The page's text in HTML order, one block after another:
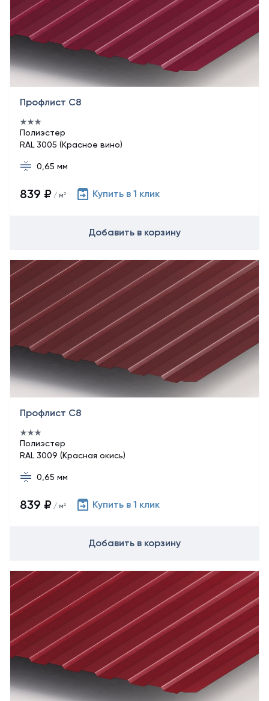
Профлист С8
Полиэстер
RAL 3005 (Красное вино)
0,65 мм
839 ₽ / м² Купить в 1 клик
Добавить в корзину
Профлист С8
Полиэстер
RAL 3009 (Красная окись)
0,65 мм
839 ₽ / м² Купить в 1 клик
Добавить в корзину